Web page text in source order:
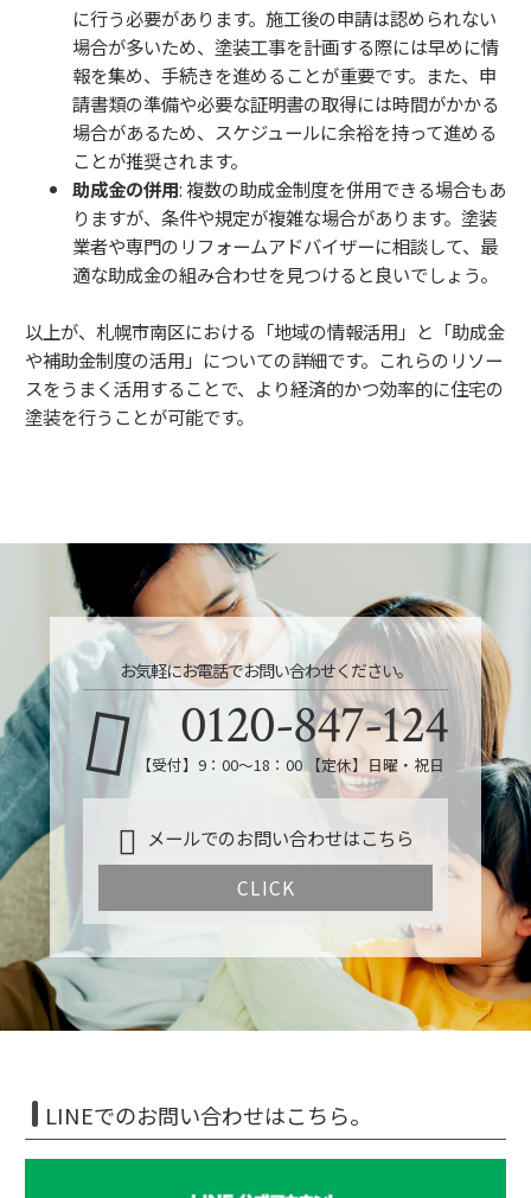
に行う必要があります。施工後の申請は認められない
場合が多いため、塗装工事を計画する際には早めに情
報を集め、手続きを進めることが重要です。また、申
請書類の準備や必要な証明書の取得には時間がかかる
場合があるため、スケジュールに余裕を持って進める
ことが推奨されます。
助成金の併用: 複数の助成金制度を併用できる場合もあ
りますが、条件や規定が複雑な場合があります。塗装
業者や専門のリフォームアドバイザーに相談して、最
適な助成金の組み合わせを見つけると良いでしょう。
以上が、札幌市南区における「地域の情報活用」と「助成金
や補助金制度の活用」についての詳細です。これらのリソー
スをうまく活用することで、より経済的かつ効率的に住宅の
塗装を行うことが可能です。
お気軽にお電話でお問い合わせください。
0120-847-124
【受付】9：00～18：00 【定休】日曜・祝日
メールでのお問い合わせはこちら
CLICK
LINEでのお問い合わせはこちら。